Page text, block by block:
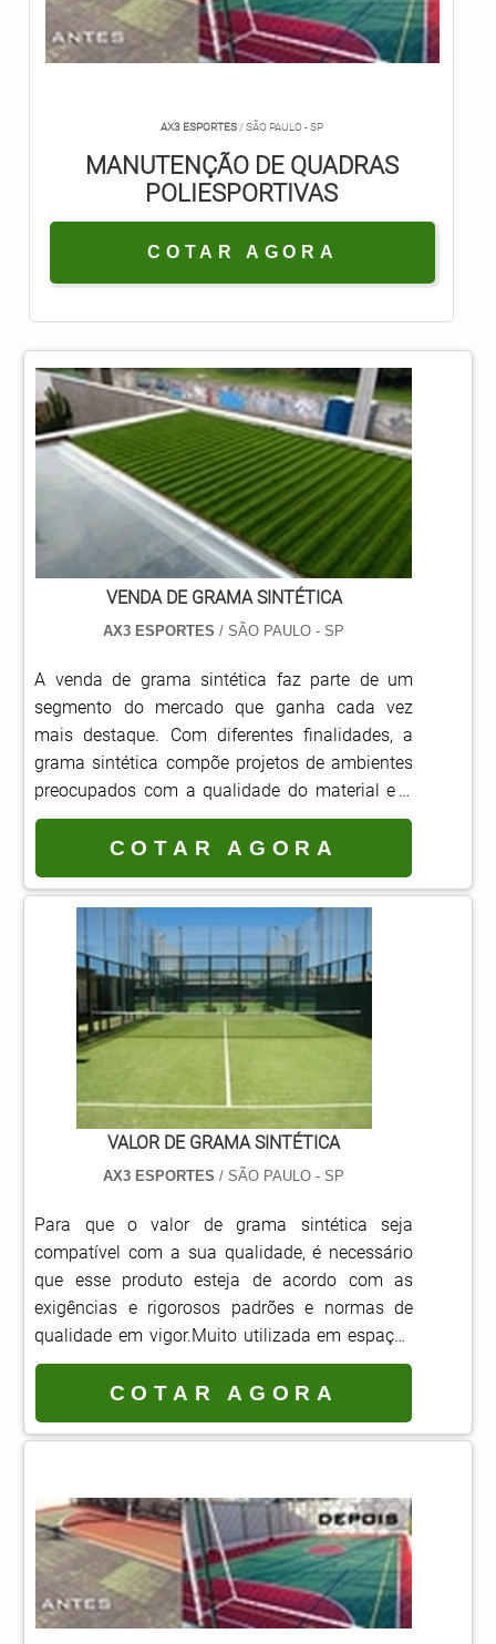
AX3 ESPORTES/ SÃO PAULO - SP
MANUTENÇÃO DE QUADRAS
POLIESPORTIVAS
COTAR AGORA
VENDA DE GRAMA SINTÉTICA
AX3 ESPORTES/ SÃO PAULO - SP
A venda de grama sintética faz parte de um
segmento do mercado que ganha cada vez
mais destaque. Com diferentes finalidades, a
grama sintética compõe projetos de ambientes
preocupados com a qualidade do material e a
segurança para a montagem do espaço
recreativo.Muito comum em locais de alto
tráfego, como playgrounds, jardins, áreas
esportivas, quadras e campos de futebol,
ambientes externos, piscinas e até mesmo em
ambientes internos, ...
COTAR AGORA
VALOR DE GRAMA SINTÉTICA
AX3 ESPORTES/ SÃO PAULO - SP
Para que o valor de grama sintética seja
compatível com a sua qualidade, é necessário
que esse produto esteja de acordo com as
exigências e rigorosos padrões e normas de
qualidade em vigor.Muito utilizada em espaços
internos ou externos, a grama sintética é ideal
para jardins, campos de tênis, futebol e
minigolfe, playgrounds, áreas de lazer e muitos
outros locais. Benefícios oferecidos através da
COTAR AGORA